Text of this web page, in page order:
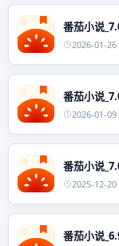
番茄小说
2026-01-26
番茄小说
2026-01-09
番茄小说
2025-12-20
番茄小说